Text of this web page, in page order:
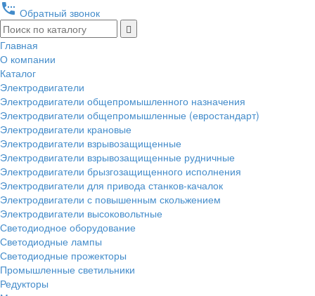
settings_phone Обратный звонок
Главная
О компании
Каталог
Электродвигатели
Электродвигатели общепромышленного назначения
Электродвигатели общепромышленные (евростандарт)
Электродвигатели крановые
Электродвигатели взрывозащищенные
Электродвигатели взрывозащищенные рудничные
Электродвигатели брызгозащищенного исполнения
Электродвигатели для привода станков-качалок
Электродвигатели с повышенным скольжением
Электродвигатели высоковольтные
Светодиодное оборудование
Светодиодные лампы
Светодиодные прожекторы
Промышленные светильники
Редукторы